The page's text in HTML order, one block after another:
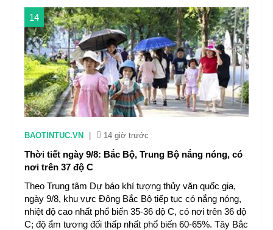
14
BAOTINTUC.VN 14 giờ trước
Thời tiết ngày 9/8: Bắc Bộ, Trung Bộ nắng nóng, có
nơi trên 37 độ C
Theo Trung tâm Dự báo khí tượng thủy văn quốc gia,
ngày 9/8, khu vực Đông Bắc Bộ tiếp tục có nắng nóng,
nhiệt độ cao nhất phổ biến 35-36 độ C, có nơi trên 36 độ
C; độ ẩm tương đối thấp nhất phổ biến 60-65%. Tây Bắc